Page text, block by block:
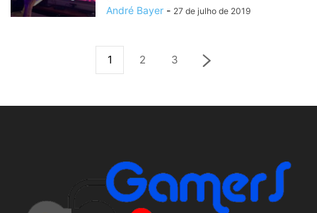
André Bayer - 27 de julho de 2019
1 2 3